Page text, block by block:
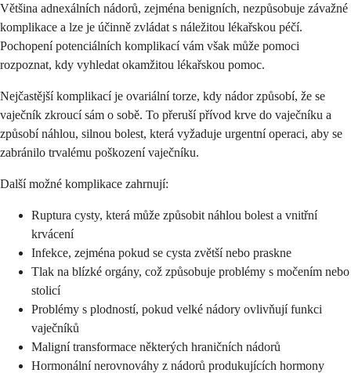
Většina adnexálních nádorů, zejména benigních, nezpůsobuje závažné
komplikace a lze je účinně zvládat s náležitou lékařskou péčí.
Pochopení potenciálních komplikací vám však může pomoci
rozpoznat, kdy vyhledat okamžitou lékařskou pomoc.
Nejčastější komplikací je ovariální torze, kdy nádor způsobí, že se
vaječník zkroucí sám o sobě. To přeruší přívod krve do vaječníku a
způsobí náhlou, silnou bolest, která vyžaduje urgentní operaci, aby se
zabránilo trvalému poškození vaječníku.
Další možné komplikace zahrnují:
Ruptura cysty, která může způsobit náhlou bolest a vnitřní
krvácení
Infekce, zejména pokud se cysta zvětší nebo praskne
Tlak na blízké orgány, což způsobuje problémy s močením nebo
stolicí
Problémy s plodností, pokud velké nádory ovlivňují funkci
vaječníků
Maligní transformace některých hraničních nádorů
Hormonální nerovnováhy z nádorů produkujících hormony